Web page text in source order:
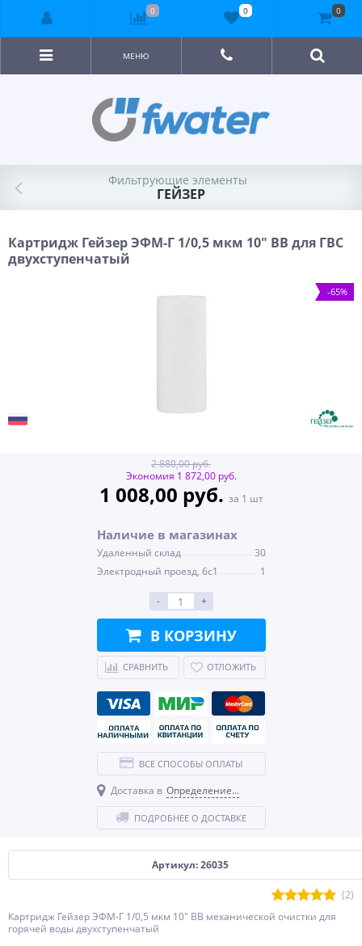
МЕНЮ
Фильтрующие элементы
ГЕЙЗЕР
Картридж Гейзер ЭФМ-Г 1/0,5 мкм 10" BB для ГВС
двухступенчатый
-65%
Артикул: 26035
(2)
Картридж Гейзер ЭФМ-Г 1/0,5 мкм 10" BB механической очистки для
горячей воды двухступенчатый
2 880,00 руб.
Экономия 1 872,00 руб.
1 008,00 руб. за 1 шт
Наличие в магазинах
Удаленный склад
30
Электродный проезд, 6с1
1
- +
В КОРЗИНУ
СРАВНИТЬ ОТЛОЖИТЬ
ВСЕ СПОСОБЫ ОПЛАТЫ
Доставка в Определение...
ПОДРОБНЕЕ О ДОСТАВКЕ
0 0 0